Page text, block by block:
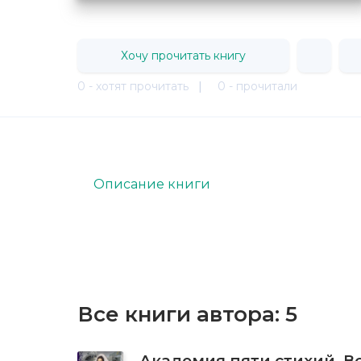
Хочу прочитать книгу
0 - хотят прочитать | 0 - прочитали
Описание книги
Все книги автора: 5